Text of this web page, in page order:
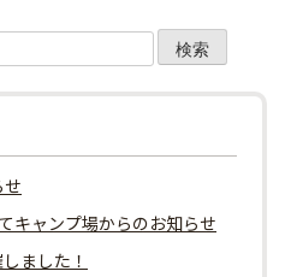
キャンプ場からのお知らせ
ました！